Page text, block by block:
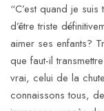
“C’est quand je
d’être triste
aimer ses enfants?
que faut-il
vrai, celui de la
connaissons tous,